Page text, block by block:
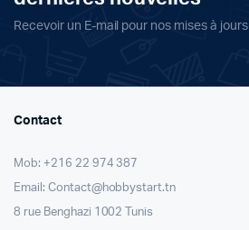
Recevoir un E-mail pour nos mises à jours
Contact
Mob: +216 22 974 387
Email: Contact@hobbystart.tn
8 rue Benghazi 1002 Tunis